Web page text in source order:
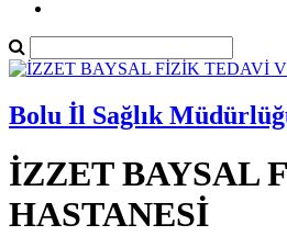
Bolu İl Sağlık
İZZET BAYSAL
HASTANESİ